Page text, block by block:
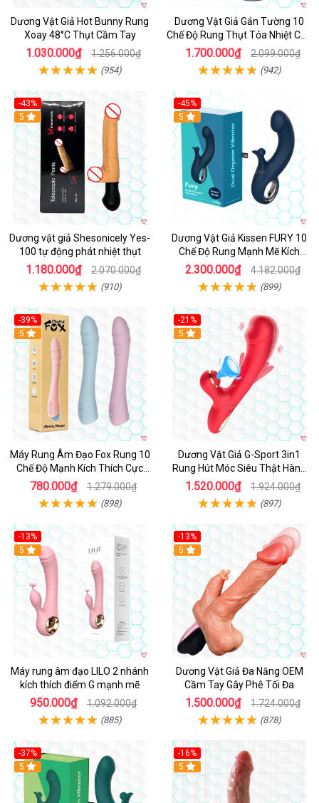
Dương Vật Giả Hot Bunny Rung
Xoay 48°C Thụt Cầm Tay
1.030.000₫ 1.256.000₫
(954)
Dương Vật Giả Gắn Tường 10
Chế Độ Rung Thụt Tỏa Nhiệt Cao
Cấp
1.700.000₫ 2.099.000₫
(942)
-43%
5
Dương vật giả Shesonicely Yes-
100 tự động phát nhiệt thụt
1.180.000₫ 2.070.000₫
(910)
-45%
Hot
5
Dương Vật Giả Kissen FURY 10
Chế Độ Rung Mạnh Mẽ Kích
Thích
2.300.000₫ 4.182.000₫
(899)
-39%
Hot
5
Máy Rung Âm Đạo Fox Rung 10
Chế Độ Mạnh Kích Thích Cực
Sướng
780.000₫ 1.279.000₫
(898)
-21%
Hot
5
Dương Vật Giả G-Sport 3in1
Rung Hút Móc Siêu Thật Hàng
Hot
1.520.000₫ 1.924.000₫
(897)
-13%
Hot
5
Máy rung âm đạo LILO 2 nhánh
kích thích điểm G mạnh mẽ
950.000₫ 1.092.000₫
(885)
-13%
Hot
5
Dương Vật Giả Đa Năng OEM
Cầm Tay Gây Phê Tối Đa
1.500.000₫ 1.724.000₫
(878)
-37%
Hot
5
-16%
Hot
5